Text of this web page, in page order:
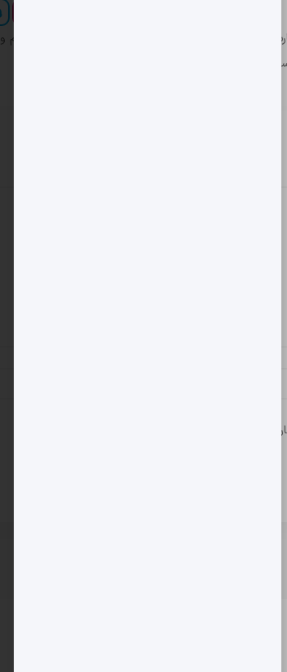
ایجاد کرد. در این صورت می توان امید داشت که تمام و
تایپ به پایان رسد.
دیدگاهی می‌نویسم.